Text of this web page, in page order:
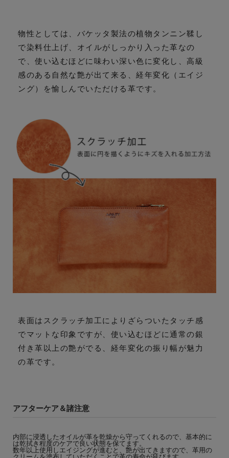
物性としては、バケッタ製法の植物タンニン鞣し
で染料仕上げ、オイルがしっかり入った革なの
で、使い込むほどに味わい深い色に変化し、高級
感のある自然な艶が出て来る、経年変化（エイジ
ング）を愉しんでいただける革です。
表面はスクラッチ加工によりざらついたタッチ感
でマットな印象ですが、使い込むほどに通常の銀
付き革以上の艶がでる、経年変化の振り幅が魅力
の革です。
アフターケア＆諸注意
内部に浸透したオイルが革を乾燥から守ってくれるので、基本的に
は乾拭き程度のケアで良い状態を保てます。
数年以上使用しエイジングが進むと、艶が出てきますので、革用の